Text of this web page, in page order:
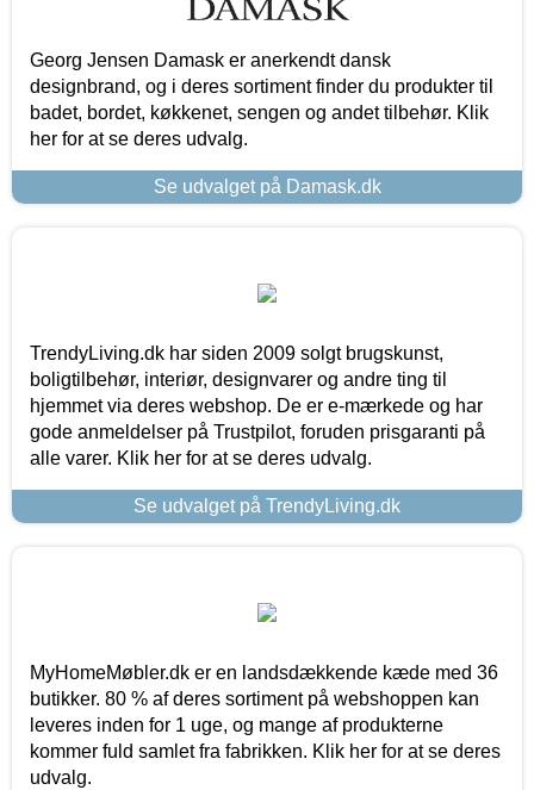
Georg Jensen Damask er anerkendt dansk
designbrand, og i deres sortiment finder du produkter til
badet, bordet, køkkenet, sengen og andet tilbehør. Klik
her for at se deres udvalg.
Se udvalget på Damask.dk
TrendyLiving.dk har siden 2009 solgt brugskunst,
boligtilbehør, interiør, designvarer og andre ting til
hjemmet via deres webshop. De er e-mærkede og har
gode anmeldelser på Trustpilot, foruden prisgaranti på
alle varer. Klik her for at se deres udvalg.
Se udvalget på TrendyLiving.dk
MyHomeMøbler.dk er en landsdækkende kæde med 36
butikker. 80 % af deres sortiment på webshoppen kan
leveres inden for 1 uge, og mange af produkterne
kommer fuld samlet fra fabrikken. Klik her for at se deres
udvalg.